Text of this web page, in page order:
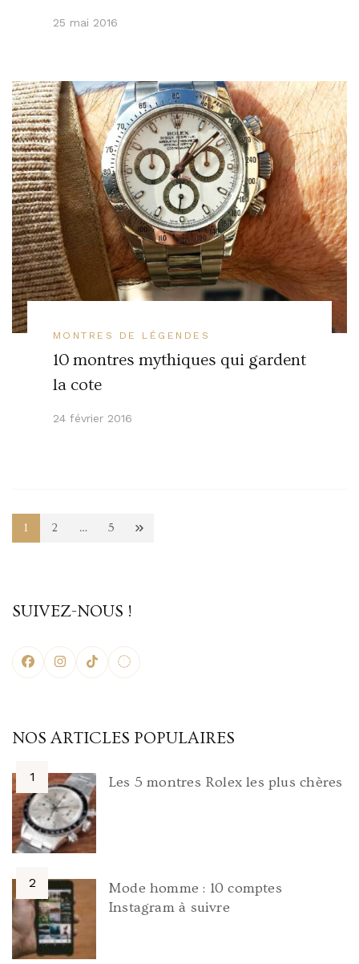
25 mai 2016
MONTRES DE LÉGENDES
10 montres mythiques qui gardent
la cote
24 février 2016
Navigation
articles
Page
1 Page
2 … Page
5
SUIVEZ-NOUS !
NOS ARTICLES POPULAIRES
Les 5 montres Rolex les plus chères
Mode homme : 10 comptes
Instagram à suivre